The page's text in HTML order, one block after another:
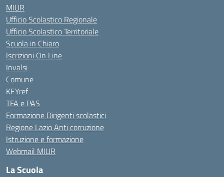
MIUR
Ufficio Scolastico Regionale
Ufficio Scolastico Territoriale
Scuola in Chiaro
Iscrizioni On Line
Invalsi
Comune
KEYref
TFA e PAS
Formazione Dirigenti scolastici
Regione Lazio Anti corruzione
Istruzione e formazione
Webmail MIUR
La Scuola